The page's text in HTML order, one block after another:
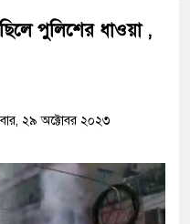
পুলিশের ধাওয়া ,
২৯ অক্টোবর ২০২৩